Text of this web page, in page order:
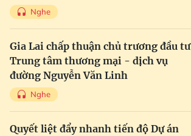
Nghe
Gia Lai chấp thuận chủ trương đầu tư
Trung tâm thương mại - dịch vụ
đường Nguyễn Văn Linh
Nghe
Quyết liệt đẩy nhanh tiến độ Dự án